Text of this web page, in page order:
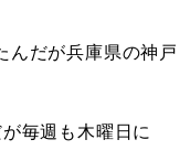
んだが兵庫県の神戸
毎週も木曜日に